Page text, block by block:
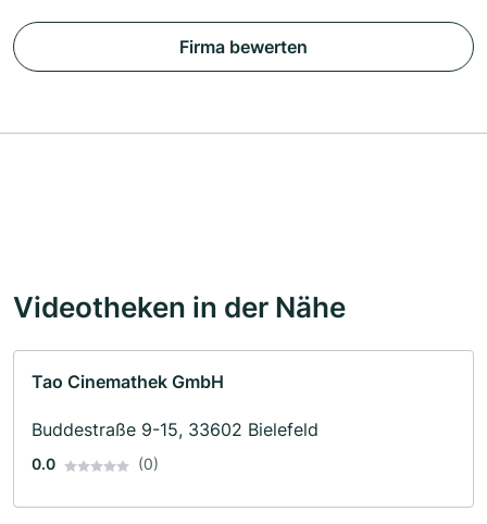
Firma bewerten
Videotheken in der Nähe
Tao Cinemathek GmbH
Buddestraße 9-15, 33602 Bielefeld
0.0 (0)